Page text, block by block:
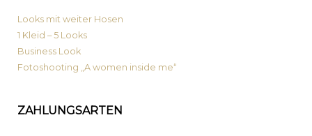
Looks mit weiter Hosen
1 Kleid – 5 Looks
Business Look
Fotoshooting „A women inside me“
ZAHLUNGSARTEN